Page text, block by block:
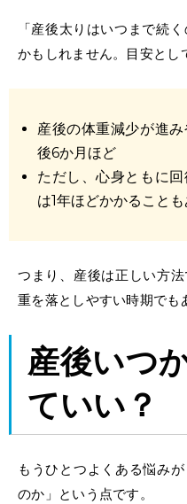
「産後太りはいつまで続く
かもしれません。目安とし
産後の体重減少が進
後6か月ほど
ただし、心身ともに
は1年ほどかかることも
つまり、産後は正しい方
重を落としやすい時期でも
産後いつ
ていい？
もうひとつよくある悩み
のか」という点です。